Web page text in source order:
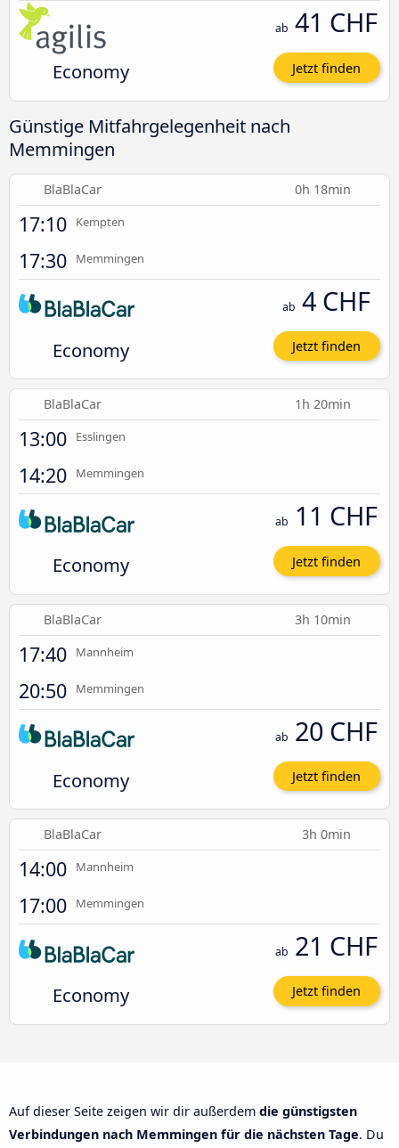
Economy
ab 41 CHF
Jetzt finden
Günstige Mitfahrgelegenheit nach
Memmingen
BlaBlaCar 0h 18min
17:10 Kempten
17:30 Memmingen
Economy
ab 4 CHF
Jetzt finden
BlaBlaCar 1h 20min
13:00 Esslingen
14:20 Memmingen
Economy
ab 11 CHF
Jetzt finden
BlaBlaCar 3h 10min
17:40 Mannheim
20:50 Memmingen
Economy
ab 20 CHF
Jetzt finden
BlaBlaCar 3h 0min
14:00 Mannheim
17:00 Memmingen
Economy
ab 21 CHF
Jetzt finden
Auf dieser Seite zeigen wir dir außerdem die günstigsten
Verbindungen nach Memmingen für die nächsten Tage. Du